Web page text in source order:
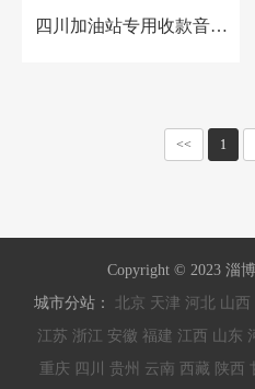
四川加油站专用收款音箱
<< 1
Copyright © 2023 淄
城市分站： 北京 天津 河北 山西
江苏 浙江 安徽 福建 江西 山东
重庆 四川 贵州 云南 西藏 陕西